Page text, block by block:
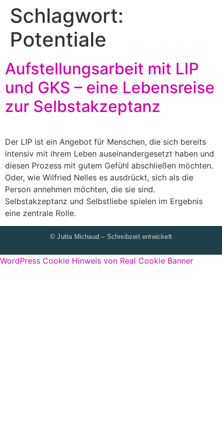
Schlagwort:
Potentiale
Aufstellungsarbeit mit LIP
und GKS – eine Lebensreise
zur Selbstakzeptanz
Der LIP ist ein Angebot für Menschen, die sich bereits
intensiv mit ihrem Leben auseinandergesetzt haben und
diesen Prozess mit gutem Gefühl abschließen möchten.
Oder, wie Wilfried Nelles es ausdrückt, sich als die
Person annehmen möchten, die sie sind.
Selbstakzeptanz und Selbstliebe spielen im Ergebnis
eine zentrale Rolle.
© Jutta Michaud – Schreibzeit entwickelt
WordPress Cookie Hinweis von Real Cookie Banner